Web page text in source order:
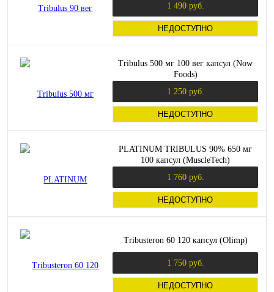
1 490 руб.
НЕДОСТУПНО
Tribulus 500 мг 100 вег капсул (Now
Foods)
1 250 руб.
НЕДОСТУПНО
PLATINUM TRIBULUS 90% 650 мг
100 капсул (MuscleTech)
1 760 руб.
НЕДОСТУПНО
Tribusteron 60 120 капсул (Olimp)
1 750 руб.
НЕДОСТУПНО